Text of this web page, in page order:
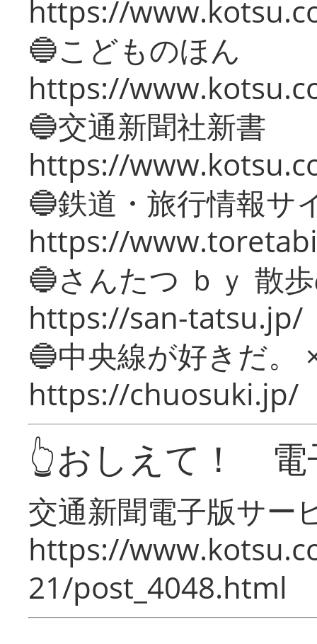
https://
🔵こどものほん
https://
🔵交通新聞社新書
https://
🔵鉄道・旅行情報サ
https://
🔵さんたつ ｂｙ 散
https://san-tatsu.jp/
🔵中央線が好きだ。
https://chuosuki.jp/
👆おしえて！ 電
交通新聞電子版サー
https://
21/post_4048.html